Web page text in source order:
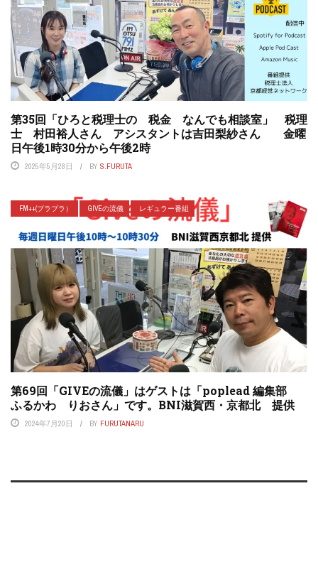
第35回「ひろと税理士の 税金 なんでも相談室」 税理
士 村田裕人さん アシスタントは吉田梨紗さん 金曜
日午後1時30分から午後2時
2025年5月28日 BY S.FURUTA
FM++(プラプラ） GIVEの流儀 レギュラー番組
第69回「GIVEの流儀」はゲストは「poplead 編集部
ふるかわ りおさん」です。BNI滋賀西・京都北 提供
2024年7月20日 BY FURUTANARU